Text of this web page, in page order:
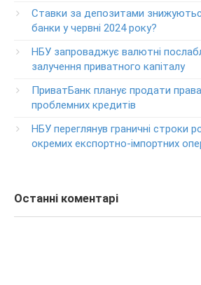
Круглосуточный телефон
класса GOLD
0-800-504-707
Круглосуточный телефон
0-800-500-030
0-800-500-804
Ставки за депозитами
банки у червні 2024 року?
НБУ запроваджує валютні
залучення приватного капіталу
ПриватБанк планує продати
проблемних кредитів
НБУ переглянув граничні строки
окремих експортно-імпортних
Останні коментарі